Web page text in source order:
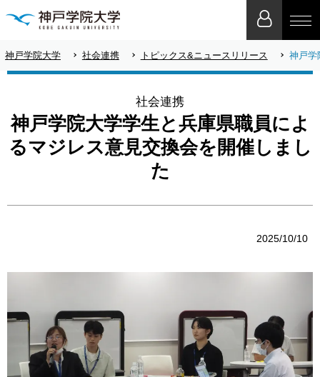
神戸学院大学 社会連携 トピックス&ニュースリリース 神戸学
社会連携
神戸学院大学学生と兵庫県職員によ
るマジレス意見交換会を開催しまし
た
2025/10/10